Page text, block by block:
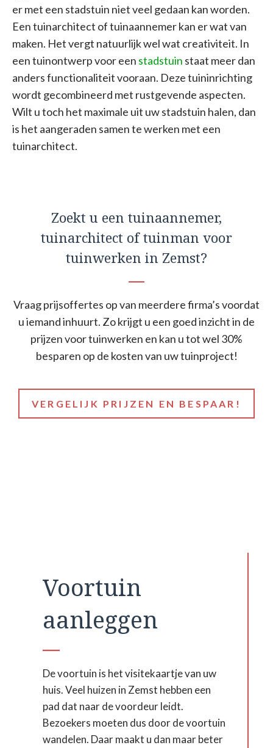
er met een stadstuin niet veel gedaan kan worden.
Een tuinarchitect of tuinaannemer kan er wat van
maken. Het vergt natuurlijk wel wat creativiteit. In
een tuinontwerp voor een stadstuin staat meer dan
anders functionaliteit vooraan. Deze tuininrichting
wordt gecombineerd met rustgevende aspecten.
Wilt u toch het maximale uit uw stadstuin halen, dan
is het aangeraden samen te werken met een
tuinarchitect.
Zoekt u een tuinaannemer,
tuinarchitect of tuinman voor
tuinwerken in Zemst?
Vraag prijsoffertes op van meerdere firma’s voordat
u iemand inhuurt. Zo krijgt u een goed inzicht in de
prijzen voor tuinwerken en kan u tot wel 30%
besparen op de kosten van uw tuinproject!
VERGELIJK PRIJZEN EN BESPAAR!
Voortuin
aanleggen
De voortuin is het visitekaartje van uw
huis. Veel huizen in Zemst hebben een
pad dat naar de voordeur leidt.
Bezoekers moeten dus door de voortuin
wandelen. Daar maakt u dan maar beter